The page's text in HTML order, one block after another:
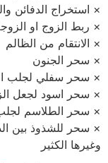
× استخراج الدفائن
× ربط الزوج او
× الانتقام من الظالم
× سحر الجنون
× سحر سفلي لجلب
× سحر اسود لجعل
× سحر الطلاسم
× سحر للشذوذ بين
وغيرها الكثير